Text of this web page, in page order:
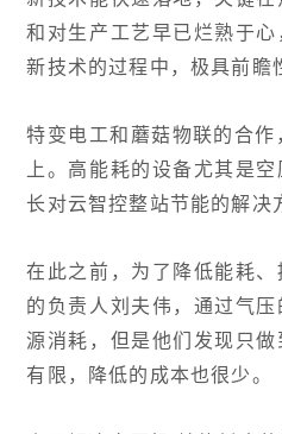
和对生产工艺早已烂熟于
新技术的过程中，极具前瞻
特变电工和蘑菇物联的合
上。高能耗的设备尤其是
长对云智控整站节能的解决
在此之前，为了降低能耗、
的负责人刘夫伟，通过气
源消耗，但是他们发现只
有限，降低的成本也很少。